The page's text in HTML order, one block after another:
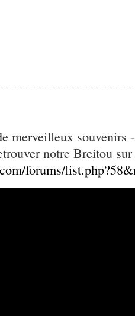
merveilleux souvenirs
notre Breitou
forums/